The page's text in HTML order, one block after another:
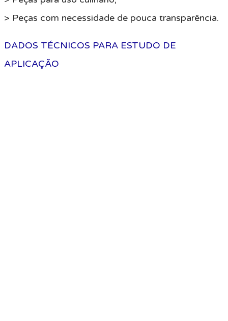
> Peças com necessidade de pouca transparência.
DADOS TÉCNICOS PARA ESTUDO DE
APLICAÇÃO